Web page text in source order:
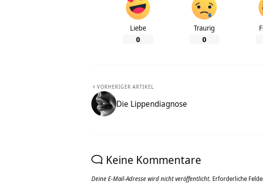
Liebe
0
Traurig
0
VORHERIGER ARTIKEL
Die Lippendiagnose
Keine Kommentare
Deine E-Mail-Adresse wird nicht veröffentlicht. Erforderliche